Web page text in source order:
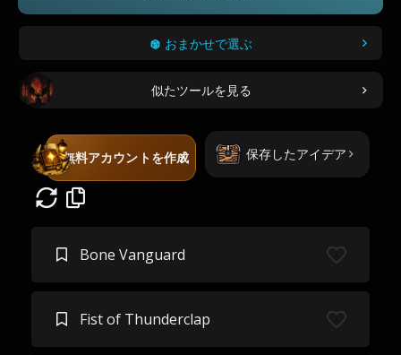
おまかせで選ぶ
似たツールを見る
無料アカウントを作成 保存したアイデア
Bone Vanguard
Fist of Thunderclap